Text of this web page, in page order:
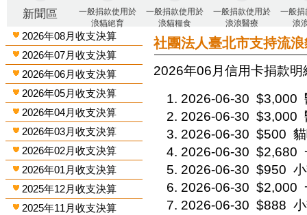
新聞區
一般捐款使用於
浪貓絕育
一般捐款使用於
浪貓糧食
一般捐款使用於
浪浪醫療
一般捐
浪
2026年08月收支決算
2026年07月收支決算
2026年06月收支決算
2026年05月收支決算
2026年04月收支決算
2026年03月收支決算
2026年02月收支決算
2026年01月收支決算
2025年12月收支決算
2025年11月收支決算
社團法人臺北市支持流
2026年06月 信用卡捐款明
2026-06-30 $3,000
2026-06-30 $3,000
2026-06-30 $500
2026-06-30 $2,680
2026-06-30 $950
2026-06-30 $2,000
2026-06-30 $888